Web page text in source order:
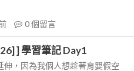
0個留言
] 學習筆記 Day1
，因為我個人想趁著育嬰假空